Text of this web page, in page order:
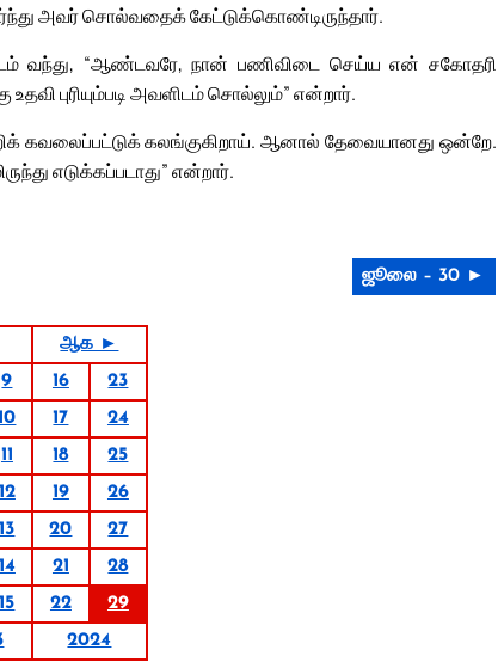
அவர் சொல்வதைக் கேட்டுக்கொண்டிருந்தார்.
வந்து, “ஆண்டவரே, நான் பணிவிடை செய்ய என் சகோதரி
புரியும்படி அவளிடம் சொல்லும்” என்றார்.
கவலைப்பட்டுக் கலங்குகிறாய். ஆனால் தேவையானது ஒன்றே.
எடுக்கப்படாது” என்றார்.
ஜூலை – 30 ►
ஆக ►
9 16
23
17
24
11 18
25
12 19
26
13 20
27
14 21
28
15 22
29
2024